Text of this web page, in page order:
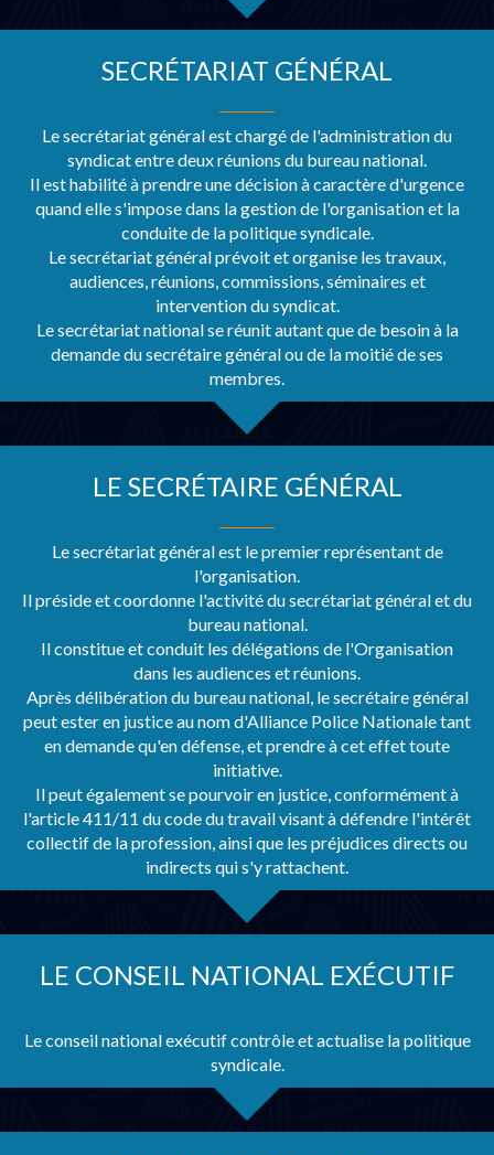
SECRÉTARIAT GÉNÉRAL
Le secrétariat général est chargé de l'administration du
syndicat entre deux réunions du bureau national.
Il est habilité à prendre une décision à caractère d'urgence
quand elle s'impose dans la gestion de l'organisation et la
conduite de la politique syndicale.
Le secrétariat général prévoit et organise les travaux,
audiences, réunions, commissions, séminaires et
intervention du syndicat.
Le secrétariat national se réunit autant que de besoin à la
demande du secrétaire général ou de la moitié de ses
membres.
LE SECRÉTAIRE GÉNÉRAL
Le secrétariat général est le premier représentant de
l'organisation.
Il préside et coordonne l'activité du secrétariat général et du
bureau national.
Il constitue et conduit les délégations de l'Organisation
dans les audiences et réunions.
Après délibération du bureau national, le secrétaire général
peut ester en justice au nom d'Alliance Police Nationale tant
en demande qu'en défense, et prendre à cet effet toute
initiative.
Il peut également se pourvoir en justice, conformément à
l'article 411/11 du code du travail visant à défendre l'intérêt
collectif de la profession, ainsi que les préjudices directs ou
indirects qui s'y rattachent.
LE CONSEIL NATIONAL EXÉCUTIF
Le conseil national exécutif contrôle et actualise la politique
syndicale.